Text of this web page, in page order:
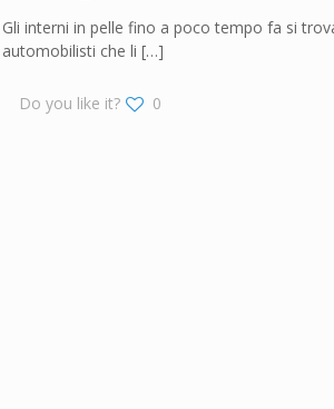
Gli interni in pelle fino a poco tempo fa si
automobilisti che li […]
Do you like it? 0